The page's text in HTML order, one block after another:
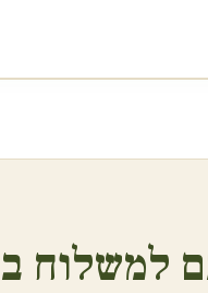
למשלוח ב